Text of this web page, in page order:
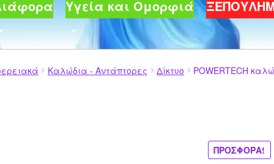
Υγεία και Ομορφιά
Καλώδια - Αντάπτορες Δίκτυο POWERTECH
ΠΡΟΣΦΟΡΆ!